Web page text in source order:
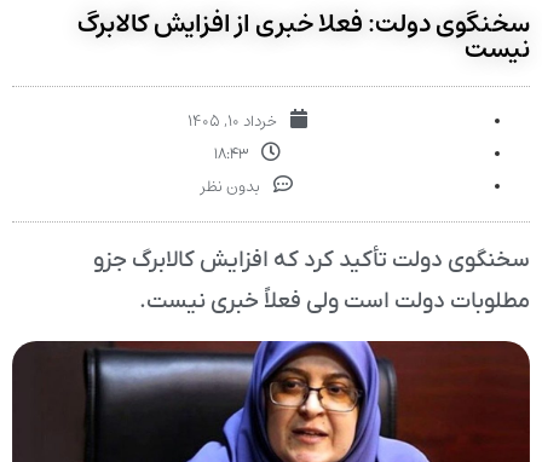
سخنگوی دولت: فعلا خبری از افزایش کالابرگ
نیست
خرداد ۱۰, ۱۴۰۵
۱۸:۴۳
بدون نظر
سخنگوی دولت تأکید کرد که افزایش کالابرگ جزو
مطلوبات دولت است ولی فعلاً خبری نیست.